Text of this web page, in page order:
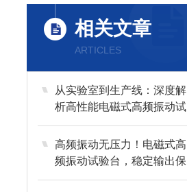
相关文章
ARTICLES
从实验室到生产线：深度解
析高性能电磁式高频振动试
验台的关键技术参数与选型
指南
高频振动无压力！电磁式高
频振动试验台，稳定输出保
障测试精度